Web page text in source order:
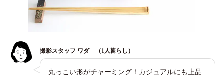
撮影スタッフ ワダ （1人暮らし）
丸っこい形がチャーミング！カジュアルにも上品